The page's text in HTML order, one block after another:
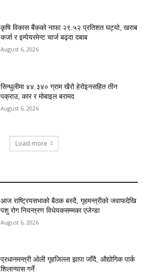
कृषि विकास बैंकको नाफा २९.५२ प्रतिशत घट्यो, खराब
कर्जा र इम्पेयरमेन्ट चार्ज बढ्दा दबाब
August 6, 2026
सिन्धुलीमा ४४.३४० ग्राम खैरो हेरोइनसहित तीन
पक्राउ, कार र मोबाइल बरामद
August 6, 2026
Load more
आज राष्ट्रियसभाको बैठक बस्दै, गृहमन्त्रीको जवाफदेखि
पशु रोग नियन्त्रण विधेयकसम्मका एजेन्डा
August 6, 2026
प्रधानमन्त्री ओली गृहजिल्ला झापा जाँदै, औद्योगिक पार्क
शिलान्यास गर्ने